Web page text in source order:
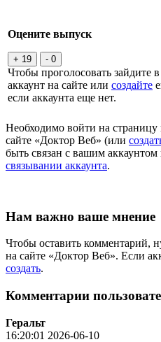
Оцените выпуск
+ 19 - 0
Чтобы проголосовать зайдите в
аккаунт на сайте или создайте
если аккаунта еще нет.
Необходимо войти на страницу
сайте «Доктор Веб» (или
быть связан с вашим аккаунтом
связывании аккаунта.
Нам важно ваше мнение
Чтобы оставить комментарий,
на сайте «Доктор Веб». Если
создать.
Комментарии
Геральт
16:20:01 2026-06-10